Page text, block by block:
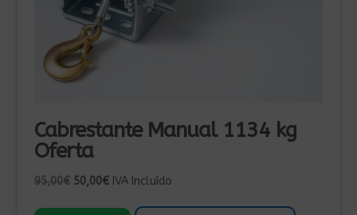
Cabrestante Manual 1134 kg
Oferta
95,00€ El
50,00€ElIVA Incluído